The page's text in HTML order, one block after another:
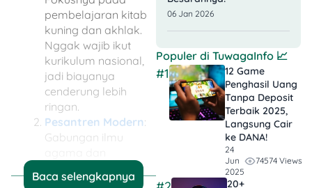
pembelajaran kitab
kuning dan akhlak.
Nggak wajib ikut
kurikulum nasional,
jadi biayanya
cenderung lebih
ringan.
Pesantren Modern:
Gabungan ilmu
pengetahuan umum.
Biasanya ada
Baca selengkapnya
06 Jan 2026
Populer di TuwagaInfo 📈
#1
12 Game
Penghasil Uang
Tanpa Deposit
Terbaik 2025,
Langsung Cair
ke DANA!
24
Jun
2025
74574 Views
20+